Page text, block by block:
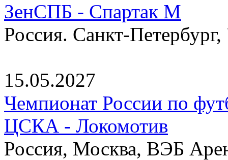
ЗенСПБ - Спартак М
Россия. Санкт-
15.05.2027
Чемпионат России по
ЦСКА - Локомотив
Россия, Москва, ВЭБ